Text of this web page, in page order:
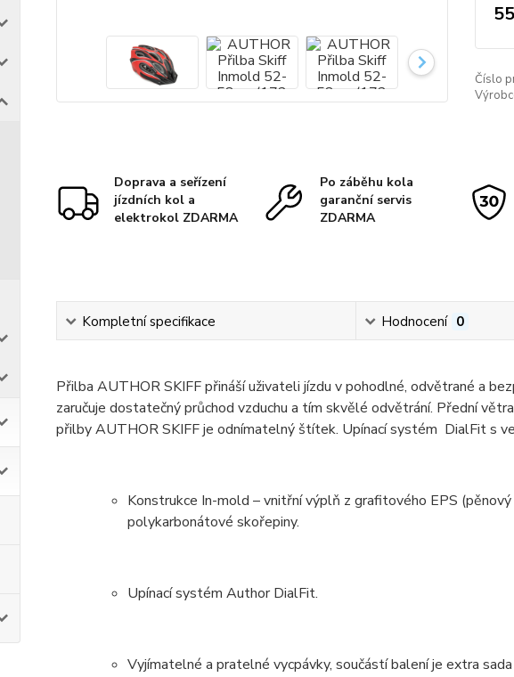
Číslo
Doprava a seřízení
jízdních kol a
elektrokol ZDARMA
Po záběhu kola
garanční servis
ZDARMA
Kompletní specifikace Hodnocení 0
Přilba AUTHOR SKIFF přináší uživateli jízdu v pohodlné, odvětrané a
zaručuje dostatečný průchod vzduchu a tím skvělé odvětrání. Přední
přilby AUTHOR SKIFF je odnímatelný štítek. Upínací systém DialFit s
Konstrukce In-mold – vnitřní výplň z grafitového EPS
polykarbonátové skořepiny.
Upínací systém Author DialFit.
Vyjímatelné a pratelné vycpávky, součástí balení je extra